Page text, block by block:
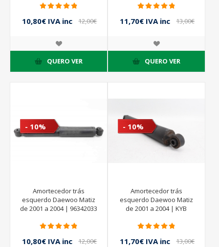
10,80€ IVA inc
12,00€
QUERO VER
11,70€ IVA inc
13,00€
QUERO VER
- 10%
Amortecedor trás
esquerdo Daewoo Matiz
de 2001 a 2004 | 96342033
10,80€ IVA inc
12,00€
- 10%
Amortecedor trás
esquerdo Daewoo Matiz
de 2001 a 2004 | KYB
11,70€ IVA inc
13,00€